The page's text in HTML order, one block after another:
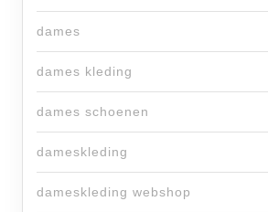
dames
dames kleding
dames schoenen
dameskleding
dameskleding webshop